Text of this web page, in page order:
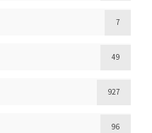
7
49
927
96